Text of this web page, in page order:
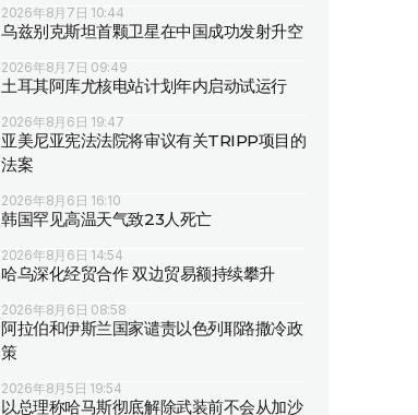
2026年8月7日 10:44
乌兹别克斯坦首颗卫星在中国成功发射升空
2026年8月7日 09:49
土耳其阿库尤核电站计划年内启动试运行
2026年8月6日 19:47
亚美尼亚宪法法院将审议有关TRIPP项目的
法案
2026年8月6日 16:10
韩国罕见高温天气致23人死亡
2026年8月6日 14:54
哈乌深化经贸合作 双边贸易额持续攀升
2026年8月6日 08:58
阿拉伯和伊斯兰国家谴责以色列耶路撒冷政
策
2026年8月5日 19:54
以总理称哈马斯彻底解除武装前不会从加沙